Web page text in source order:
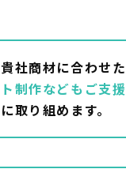
貴社商材に合わせた
ト制作などもご支援
に取り組めます。